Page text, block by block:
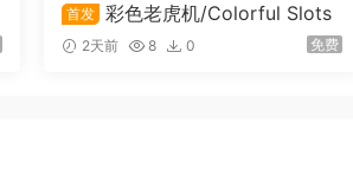
首发
彩色老虎机/Colorful Slots
2天前 8 0 免费